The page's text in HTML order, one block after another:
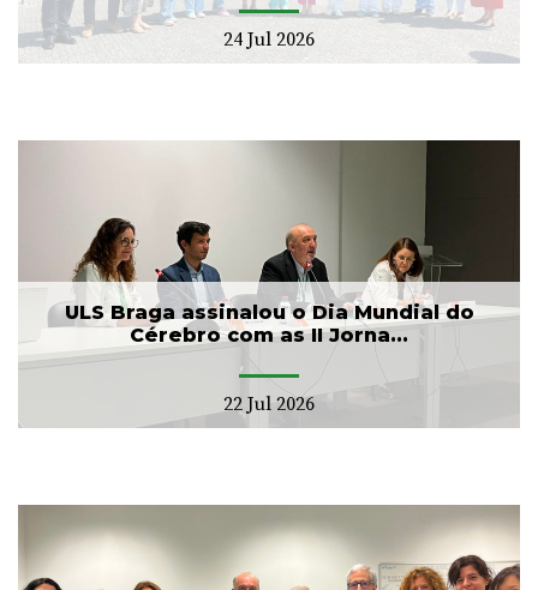
24 Jul 2026
ULS Braga assinalou o Dia Mundial do
Cérebro com as II Jorna...
22 Jul 2026